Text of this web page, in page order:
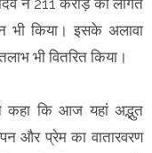
भी किया। इसके अलावा
भी वितरित किया।
कहा कि आज यहां अद्भुत
और प्रेम का वातारवरण